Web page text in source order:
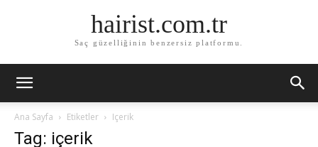
hairist.com.tr
Saç güzelliğinin benzersiz platformu.
Ana Sayfa Etiketler Içerik
Tag: içerik